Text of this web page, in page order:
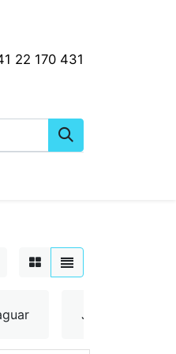
22 170 431
Jeep